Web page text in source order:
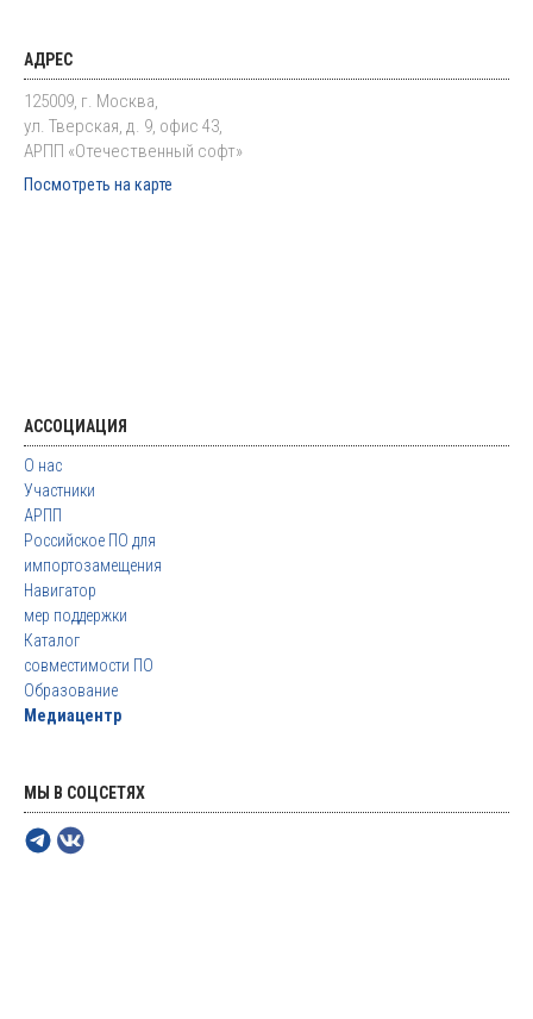
АДРЕС
125009, г. Москва,
ул. Тверская, д. 9, офис 43,
АРПП «Отечественный софт»
Посмотреть на карте
АССОЦИАЦИЯ
О нас
Участники
АРПП
Российское ПО для
импортозамещения
Навигатор
мер поддержки
Каталог
совместимости ПО
Образование
Медиацентр
МЫ В СОЦСЕТЯХ